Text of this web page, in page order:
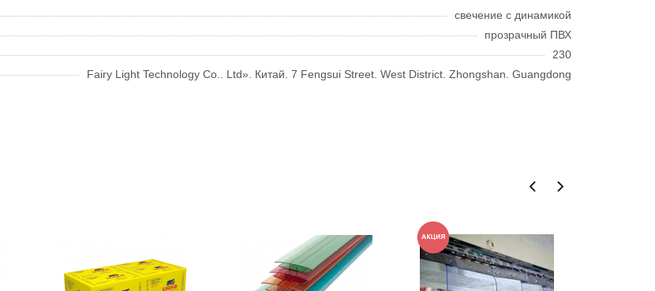
свечение с динамикой
прозрачный ПВХ
230
Fairy Light Technology Co.. Ltd». Китай. 7 Fengsui Street. West District. Zhongshan. Guangdong